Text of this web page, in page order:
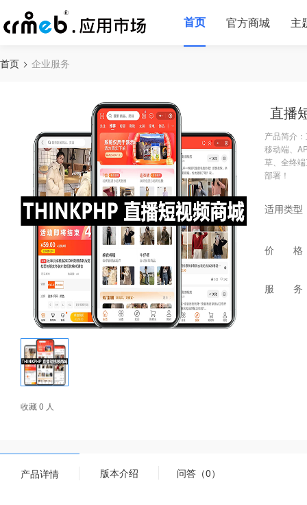
首页 官方商城 主
首页 企业服务
收藏 0 人
直播
产品简介
移动端、
草、全终
部署！
适用类型
价 格
服 务
产品详情 版本介绍 问答（0）